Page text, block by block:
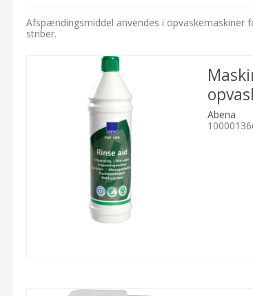
Afspændingsmiddel anvendes i
striber.
Abena